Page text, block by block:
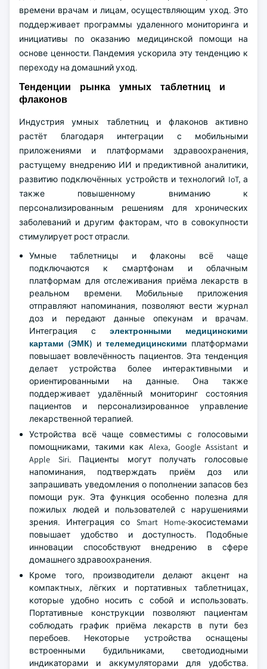
времени врачам и лицам, осуществляющим уход. Это
поддерживает программы удаленного мониторинга и
инициативы по оказанию медицинской помощи на
основе ценности. Пандемия ускорила эту тенденцию к
переходу на домашний уход.
Тенденции рынка умных таблетниц и
флаконов
Индустрия умных таблетниц и флаконов активно
растёт благодаря интеграции с мобильными
приложениями и платформами здравоохранения,
растущему внедрению ИИ и предиктивной аналитики,
развитию подключённых устройств и технологий IoT, а
также повышенному вниманию к
персонализированным решениям для хронических
заболеваний и другим факторам, что в совокупности
стимулирует рост отрасли.
Умные таблетницы и флаконы всё чаще
подключаются к смартфонам и облачным
платформам для отслеживания приёма лекарств в
реальном времени. Мобильные приложения
отправляют напоминания, позволяют вести журнал
доз и передают данные опекунам и врачам.
Интеграция с электронными медицинскими
картами (ЭМК) и телемедицинскими платформами
повышает вовлечённость пациентов. Эта тенденция
делает устройства более интерактивными и
ориентированными на данные. Она также
поддерживает удалённый мониторинг состояния
пациентов и персонализированное управление
лекарственной терапией.
Устройства всё чаще совместимы с голосовыми
помощниками, такими как Alexa, Google Assistant и
Apple Siri. Пациенты могут получать голосовые
напоминания, подтверждать приём доз или
запрашивать уведомления о пополнении запасов без
помощи рук. Эта функция особенно полезна для
пожилых людей и пользователей с нарушениями
зрения. Интеграция со Smart Home-экосистемами
повышает удобство и доступность. Подобные
инновации способствуют внедрению в сфере
домашнего здравоохранения.
Кроме того, производители делают акцент на
компактных, лёгких и портативных таблетницах,
которые удобно носить с собой и использовать.
Портативные конструкции позволяют пациентам
соблюдать график приёма лекарств в пути без
перебоев. Некоторые устройства оснащены
встроенными будильниками, светодиодными
индикаторами и аккумуляторами для удобства.